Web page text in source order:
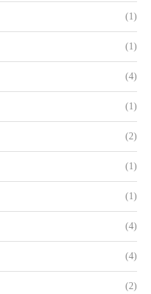
(1)
(1)
(4)
(1)
(2)
(1)
(1)
(4)
(4)
(2)